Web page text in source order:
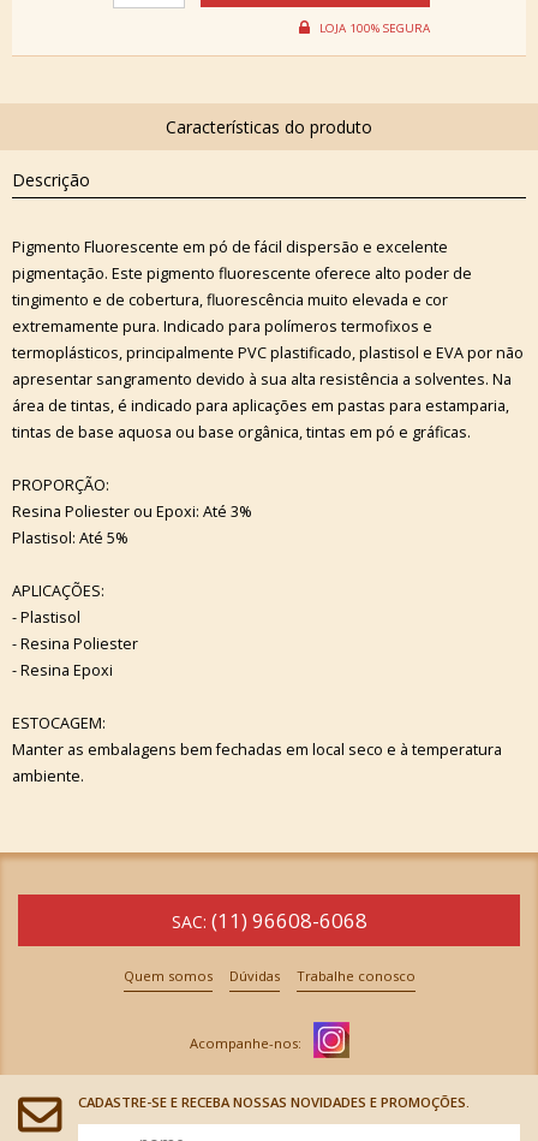
Descrição
Pigmento Fluorescente em pó de fácil dispersão e excelente
pigmentação. Este pigmento fluorescente oferece alto poder de
tingimento e de cobertura, fluorescência muito elevada e cor
extremamente pura. Indicado para polímeros termofixos e
termoplásticos, principalmente PVC plastificado, plastisol e EVA por não
apresentar sangramento devido à sua alta resistência a solventes. Na
área de tintas, é indicado para aplicações em pastas para estamparia,
tintas de base aquosa ou base orgânica, tintas em pó e gráficas.
PROPORÇÃO:
Resina Poliester ou Epoxi: Até 3%
Plastisol: Até 5%
APLICAÇÕES:
- Plastisol
- Resina Poliester
- Resina Epoxi
ESTOCAGEM:
Manter as embalagens bem fechadas em local seco e à temperatura
ambiente.
SAC: (11) 96608-6068
Quem somos Dúvidas Trabalhe conosco
CADASTRE-SE E RECEBA NOSSAS NOVIDADES E PROMOÇÕES.